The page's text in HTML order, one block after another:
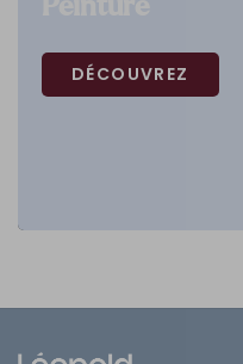
DÉCOUVREZ